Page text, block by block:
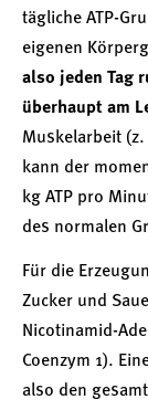
tägliche ATP-
eigenen
also jeden Tag
überhaupt am
Muskelarbeit
kann der
kg ATP pro
des normalen
Für die
Zucker und
Nicotinamid-
Coenzym 1).
also den